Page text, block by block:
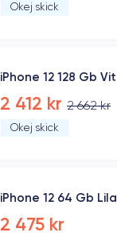
Okej skick
iPhone 12 128 Gb Vit
2 412 kr 2 662 kr
Okej skick
iPhone 12 64 Gb Lila
2 475 kr